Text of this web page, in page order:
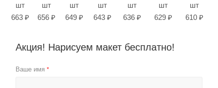
шт
663 ₽
шт
656 ₽
шт
649 ₽
шт
643 ₽
шт
636 ₽
шт
629 ₽
шт
610 ₽
Акция! Нарисуем макет бесплатно!
Ваше имя *